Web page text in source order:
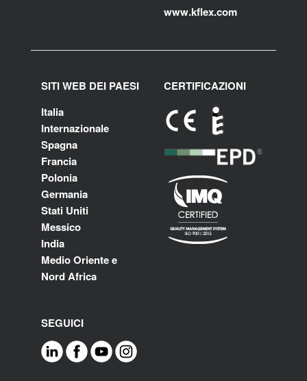
www.kflex.com
SITI WEB DEI PAESI
Italia
Internazionale
Spagna
Francia
Polonia
Germania
Stati Uniti
Messico
India
Medio Oriente e
Nord Africa
CERTIFICAZIONI
SEGUICI